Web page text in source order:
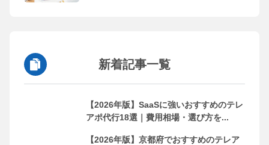
新着記事一覧
【2026年版】SaaSに強いおすすめのテレ
アポ代行18選｜費用相場・選び方を...
【2026年版】京都府でおすすめのテレア